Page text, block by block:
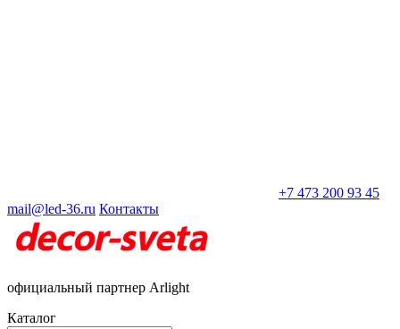
+7 473 200 93 45
mail@led-36.ru Контакты
официальный партнер Arlight
Каталог